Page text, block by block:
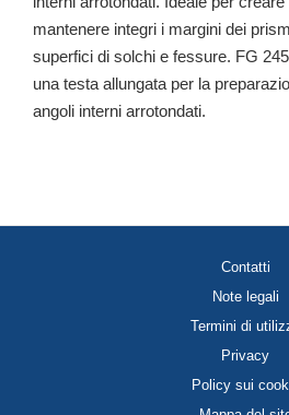
mantenere integri i margini dei
superfici di solchi e fessure. FG
una testa allungata per la
angoli interni arrotondati.
Contatti
Note legali
Termini di
Privacy
Policy sui